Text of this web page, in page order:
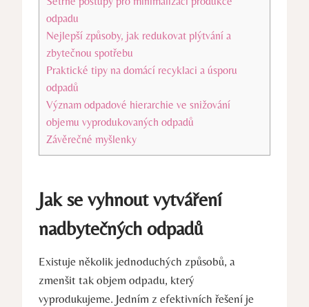
odpadu
Nejlepší ‌způsoby, jak redukovat plýtvání ⁢a
zbytečnou spotřebu
Praktické​ tipy na domácí⁣ recyklaci⁤ a úsporu
odpadů
Význam odpadové‍ hierarchie ve snižování
objemu vyprodukovaných⁢ odpadů
Závěrečné‍ myšlenky
Jak se vyhnout vytváření
nadbytečných odpadů
Existuje⁢ několik jednoduchých způsobů, ‍a
zmenšit tak ​objem odpadu,​ který⁢
vyprodukujeme. Jedním z efektivních řešení⁤ je